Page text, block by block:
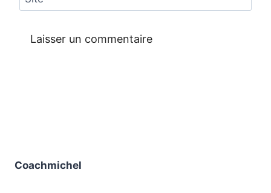
Coachmichel